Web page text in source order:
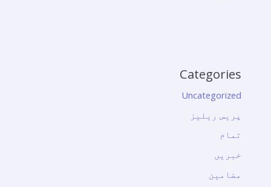
Categories
Uncategorized
پریس ریلیز
تمام
خبریں
مضامین